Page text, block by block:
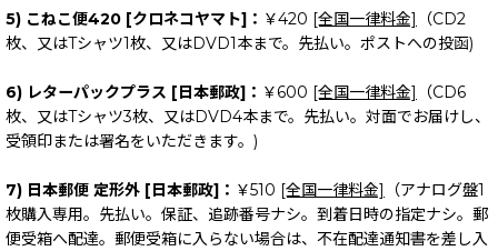
5) こねこ便420 [クロネコヤマト]： ￥420 [全国一律料金]
（CD2
枚、又はTシャツ1枚、又はDVD1本まで。先払い。ポストへの投函)
6) レターパックプラス [日本郵政]： ￥600 [全国一律料金]
（CD6
枚、又はTシャツ3枚、又はDVD4本まで。先払い。対面でお届けし、
受領印または署名をいただきます。)
7) 日本郵便 定形外 [日本郵政]： ￥510 [全国一律料金]
（アナログ盤1
枚購入専用。先払い。保証、追跡番号ナシ。到着日時の指定ナシ。郵
便受箱へ配達。郵便受箱に入らない場合は、不在配達通知書を差し入